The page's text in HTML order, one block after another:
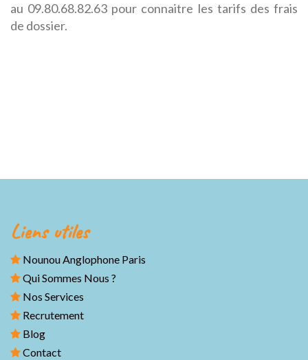
au 09.80.68.82.63 pour connaitre les tarifs des frais
de dossier.
Liens utiles
Nounou Anglophone Paris
Qui Sommes Nous ?
Nos Services
Recrutement
Blog
Contact